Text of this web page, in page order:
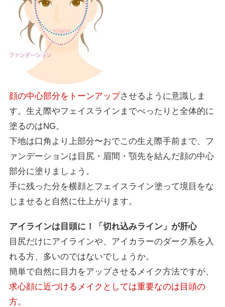
顔の中心部分をトーンアップさせるように意識しま
す。生え際やフェイスラインまでべったりと全体的に
塗るのはNG。
下地は口角より上部分〜おでこの生え際手前まで、フ
ァンデーションは目尻・眉間・顎先を結んだ顔の中心
部分に塗りましょう。
手に残った分を横顔とフェイスライン塗って境目をな
じませると自然に仕上がります。
アイラインは目頭に！「切れ込みライン」が肝心
目尻だけにアイラインや、アイカラーのダーク系を入
れる方、多いのではないでしょうか。
簡単で自然に目力をアップさせるメイク方法ですが、
求心顔に近づけるメイクとしては重要なのは目頭の
方。